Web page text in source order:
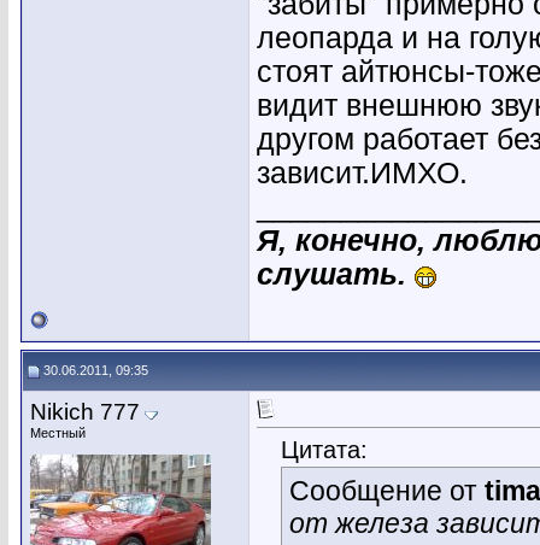
леопарда и на
стоят айтюнсы-
видит внешнюю
другом работает
зависит.ИМХО.
Я, конечно,
слушать.
30.06.2011, 09:35
Nikich 777
Местный
Цитата:
Сообщение от
от железа